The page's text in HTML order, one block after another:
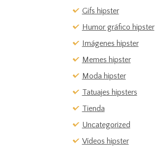
Gifs hipster
Humor gráfico hipster
Imágenes hipster
Memes hipster
Moda hipster
Tatuajes hipsters
Tienda
Uncategorized
Vídeos hipster